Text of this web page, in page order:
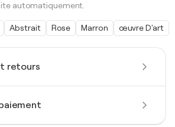
retours
automatiquement.
Abstrait Rose Marron œuvre D'art